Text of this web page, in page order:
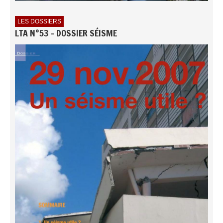
LES DOSSIERS
LTA N°53 - DOSSIER SÉISME